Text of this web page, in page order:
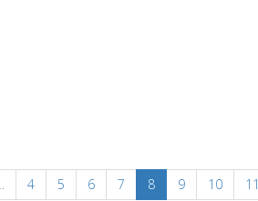
4 5 6 7 8 9 10 11